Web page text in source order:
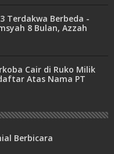
Terdakwa Berbeda -
8 Bulan, Azzah
2 Tahun 6 Bulan
Cair di Ruko Milik
Atas Nama PT
Berbicara